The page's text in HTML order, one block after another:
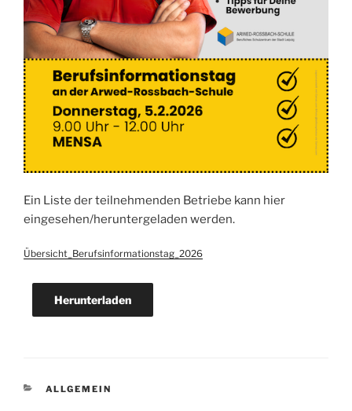
Ein Liste der teilnehmenden Betriebe kann hier
eingesehen/heruntergeladen werden.
Übersicht_Berufsinformationstag_2026
Herunterladen
KATEGORIEN
ALLGEMEIN